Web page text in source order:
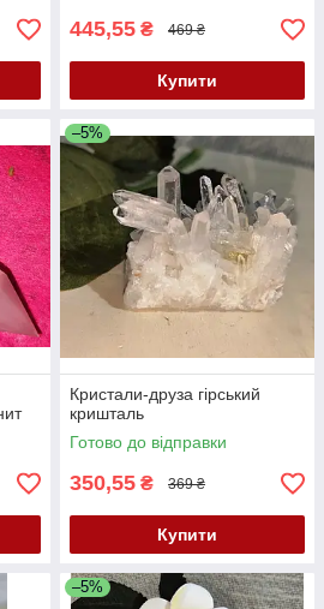
445,55 ₴ 469 ₴
Купити
–5%
Кристали-друза гірський
кришталь
Готово до відправки
350,55 ₴ 369 ₴
Купити
–5%